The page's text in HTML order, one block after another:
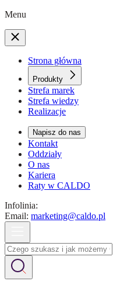
Menu
Strona główna
Produkty
Strefa marek
Strefa wiedzy
Realizacje
Napisz do nas
Kontakt
Oddziały
O nas
Kariera
Raty w CALDO
Infolinia:
Email: marketing@caldo.pl